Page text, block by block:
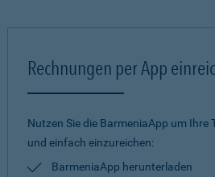
Rechnungen per App
Nutzen Sie die BarmeniaApp um Ihre
und einfach einzureichen:
BarmeniaApp herunterladen